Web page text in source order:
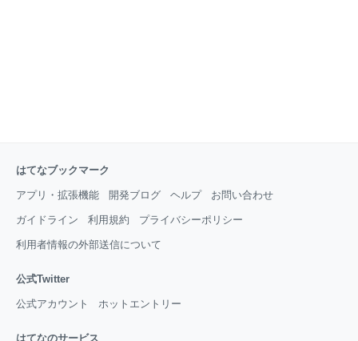
はてなブックマーク
アプリ・拡張機能 開発ブログ ヘルプ お問い合わせ
ガイドライン 利用規約 プライバシーポリシー
利用者情報の外部送信について
公式Twitter
公式アカウント ホットエントリー
はてなのサービス